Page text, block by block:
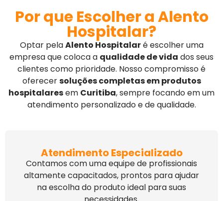
Por que Escolher a Alento
Hospitalar?
Optar pelaAlento Hospitalaré escolher uma
empresa que coloca a qualidade de vida dos seus
clientes como prioridade. Nosso compromisso é
oferecersoluções completas em produtos
hospitalaresem Curitiba, sempre focando em um
atendimento personalizado e de qualidade.
Atendimento Especializado
Contamos com uma equipe de profissionais
altamente capacitados, prontos para ajudar
na escolha do produto ideal para suas